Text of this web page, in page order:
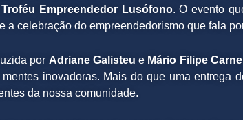
Empreendedor Lusófono. O evento
a celebração do empreendedorismo que fala
por Adriane Galisteu e Mário Filipe
inovadoras. Mais do que uma entrega
da nossa comunidade.